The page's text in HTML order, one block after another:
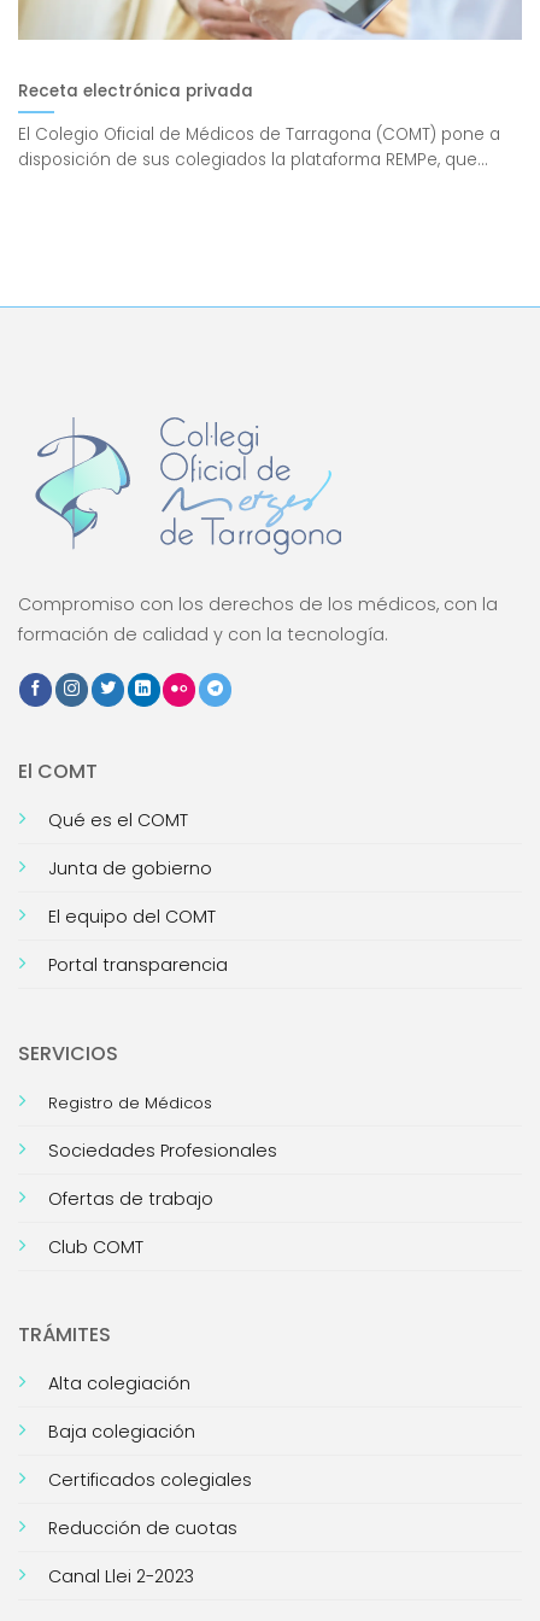
Receta electrónica privada
El Colegio Oficial de Médicos de Tarragona (COMT) pone a
disposición de sus colegiados la plataforma REMPe, que...
Compromiso con los derechos de los médicos, con la
formación de calidad y con la tecnología.
El COMT
Qué es el COMT
Junta de gobierno
El equipo del COMT
Portal transparencia
SERVICIOS
Registro de Médicos
Sociedades Profesionales
Ofertas de trabajo
Club COMT
TRÁMITES
Alta colegiación
Baja colegiación
Certificados colegiales
Reducción de cuotas
Canal Llei 2-2023